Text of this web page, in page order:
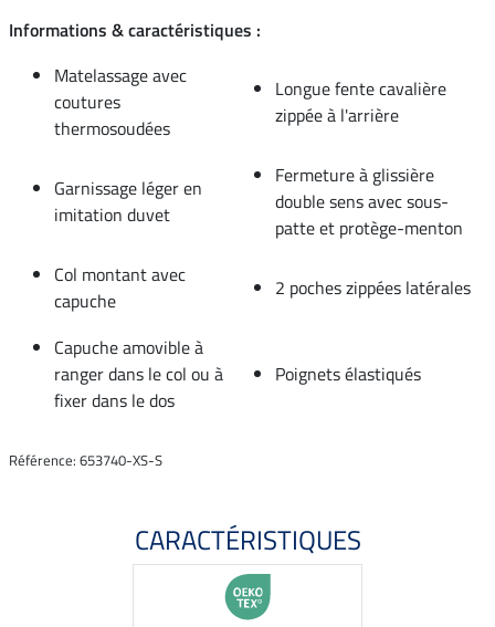
Informations & caractéristiques :
Matelassage avec
coutures
thermosoudées
Longue fente cavalière
zippée à l'arrière
Garnissage léger en
imitation duvet
Fermeture à glissière
double sens avec sous-
patte et protège-menton
Col montant avec
capuche
2 poches zippées latérales
Capuche amovible à
ranger dans le col ou à
fixer dans le dos
Poignets élastiqués
Référence: 653740-XS-S
CARACTÉRISTIQUES